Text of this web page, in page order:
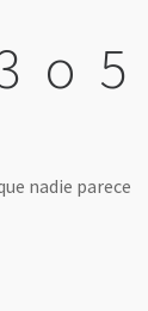
o 5
nadie parece